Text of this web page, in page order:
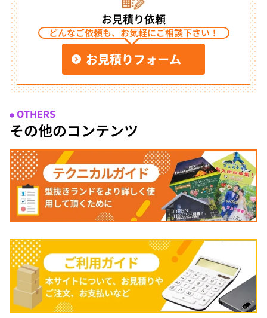
お見積り依頼
どんなご依頼も、お気軽にご相談下さい！
お見積りフォーム
● OTHERS
その他のコンテンツ